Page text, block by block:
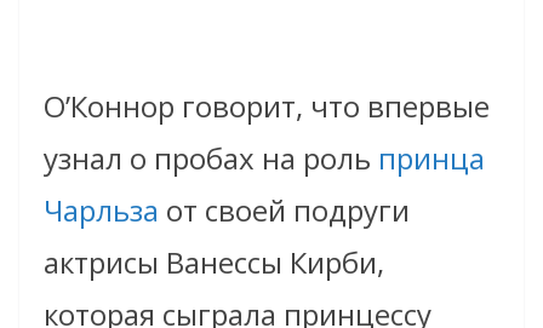
О’Коннор говорит, что впервые
узнал о пробах на роль принца
Чарльза от своей подруги
актрисы Ванессы Кирби,
которая сыграла принцессу